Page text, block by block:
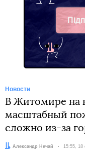
Новости
В Житомире на
масштабный
сложно из-за
Автор:
Александр Нечай Дата:
15:55, 18